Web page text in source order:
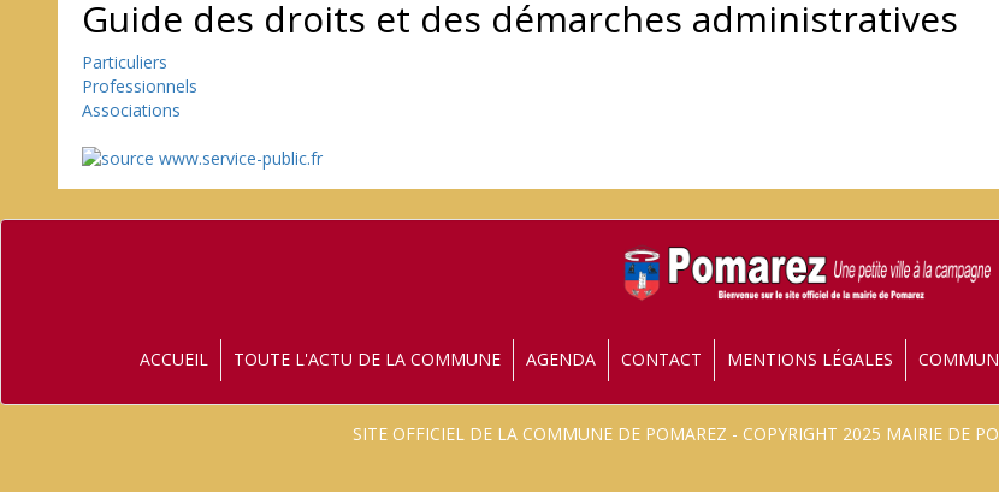
Guide des droits et des démarches administratives
Particuliers
Professionnels
Associations
ACCUEIL TOUTE L'ACTU DE LA COMMUNE AGENDA CONTACT MENTIONS LÉGALES
SITE OFFICIEL DE LA COMMUNE DE POMAREZ - COPYRIGHT 2025 MAIRIE DE